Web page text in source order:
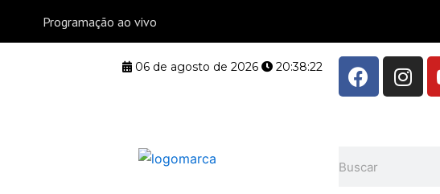
06 de agosto de 2026 20:38:22
F
a
o
I
n